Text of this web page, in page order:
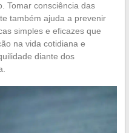
Tomar consciência das
também ajuda a prevenir
simples e eficazes que
na vida cotidiana e
diante dos